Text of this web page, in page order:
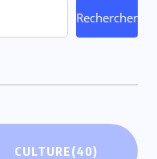
Rechercher
CULTURE(40)